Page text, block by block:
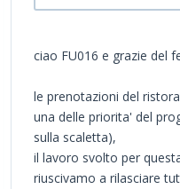
ciao FU016 e grazie del
le prenotazioni del
una delle priorita' del
sulla scaletta),
il lavoro svolto per
riuscivamo a rilasciare